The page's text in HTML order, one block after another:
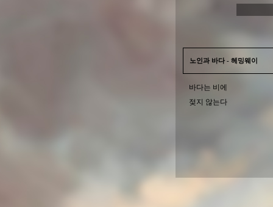
노인과 바다 - 헤밍웨이
바다는 비에
젖지 않는다